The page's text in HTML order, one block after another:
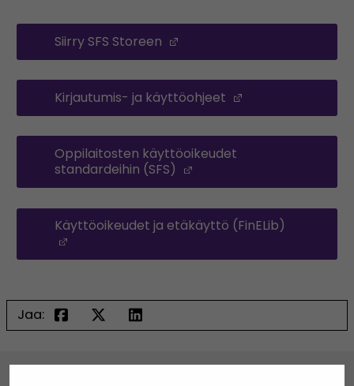
Siirry SFS Storeen
Kirjautumis- ja käyttöohjeet
Oppilaitosten käyttöoikeudet
standardeihin (SFS)
Käyttöoikeudet ja etäkäyttö (FinELib)
Jaa: